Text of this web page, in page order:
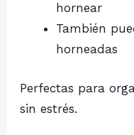
hornear
También
horneadas
Perfectas para
sin estrés.